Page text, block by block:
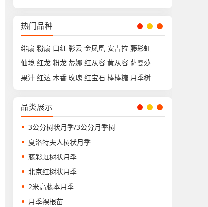
热门品种
绯扇 粉扇 口红 彩云 金凤凰 安吉拉 藤彩虹
仙境 红龙 粉龙 蒂娜 红从容 黄从容 萨曼莎
果汁 红达 木香 玫瑰 红宝石 棒棒糖 月季树
品类展示
3公分树状月季/3公分月季树
夏洛特夫人树状月季
藤彩虹树状月季
北京红树状月季
2米高藤本月季
月季裸根苗